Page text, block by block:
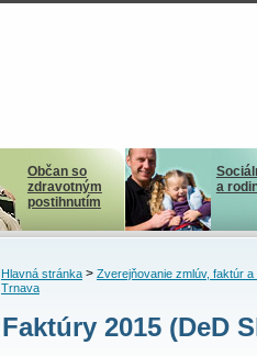
Občan so
zdravotným
postihnutím
a
Hlavná stránka> Zverejňovanie zmlúv, faktúr a
Trnava
Faktúry 2015 (DeD